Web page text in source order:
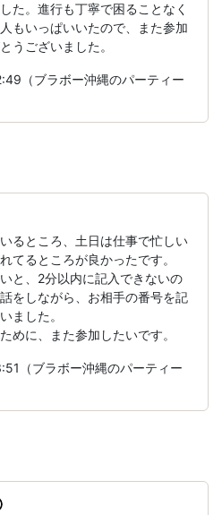
た。進行も丁寧で困ることなく
もいっぱいいたので、また参加
うございました。
（ブラボー沖縄のパーティー
るところ、土日は仕事で忙しい
てるところが良かったです。
と、2分以内に記入できないの
をしながら、お相手の番号を記
ました。
めに、また参加したいです。
（ブラボー沖縄のパーティー